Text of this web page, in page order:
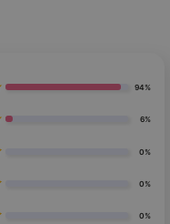
94%
6%
0%
0%
0%